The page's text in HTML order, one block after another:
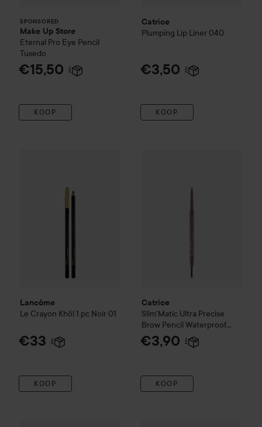
SPONSORED
Make Up Store
Eternal Pro Eye Pencil
Tuxedo
€15,50
KOOP
Catrice
Plumping Lip Liner 040
€3,50
KOOP
Lancôme
Le Crayon Khôl 1 pc Noir 01
€33
KOOP
Catrice
Slim'Matic Ultra Precise
Brow Pencil Waterproof
020
€3,90
KOOP